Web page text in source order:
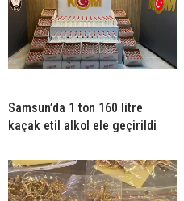
Samsun’da 1 ton 160 litre
kaçak etil alkol ele geçirildi